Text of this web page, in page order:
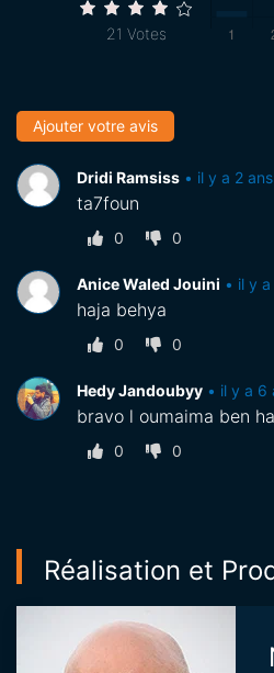
21 Votes
Ajouter votre avis
Dridi Ramsiss • il y a 2 ans
ta7foun
0 0
Anice Waled Jouini • il y
haja behya
0 0
Hedy Jandoubyy • il y a 6
bravo l oumaima ben
0 0
Réalisation et